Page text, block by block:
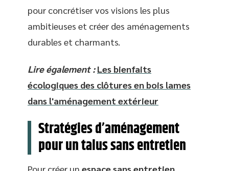
pour concrétiser vos visions les plus
ambitieuses et créer des aménagements
durables et charmants.
Lire également : Les bienfaits
écologiques des clôtures en bois lames
dans l'aménagement extérieur
Stratégies d’aménagement
pour un talus sans entretien